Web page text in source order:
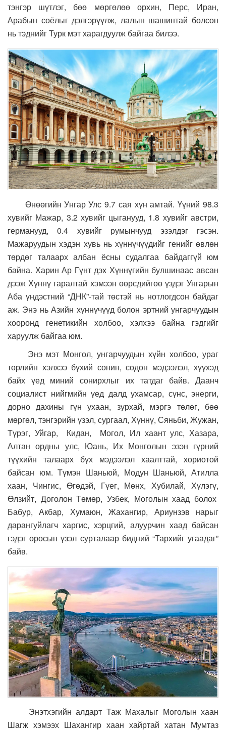
тэнгэр шүтлэг, бөө мөргөлөө орхин, Перс, Иран,
Арабын соёлыг дэлгэрүүлж, лалын шашинтай болсон
нь тэднийг Турк мэт харагдуулж байгаа билээ.
Өнөөгийн Унгар Улс 9.7 сая хүн амтай. Үүний 98.3
хувийг Мажар, 3.2 хувийг цыганууд, 1.8 хувийг австри,
германууд, 0.4 хувийг румынчууд эзэлдэг гэсэн.
Мажаруудын хэдэн хувь нь хүннүчүүдийг генийг өвлөн
төрдөг талаарх албан ёсны судалгаа байдаггүй юм
байна. Харин Ар Гүнт дэх Хүннүгийн булшинаас авсан
дээж Хүннү гаралтай хэмээн өөрсдийгөө үздэг Унгарын
Аба үндэстний “ДНК”-тай төстэй нь нотлогдсон байдаг
аж. Энэ нь Азийн хүннүчүүд болон эртний унгарчуудын
хооронд генетикийн холбоо, хэлхээ байна гэдгийг
харуулж байгаа юм.
Энэ мэт Монгол, унгарчуудын хүйн холбоо, ураг
төрлийн хэлхээ бүхий сонин, содон мэдээлэл, хүүхэд
байх үед миний сонирхлыг их татдаг байв. Даанч
социалист нийгмийн үед далд ухамсар, сүнс, энерги,
дорно дахины гүн ухаан, зурхай, мэргэ төлөг, бөө
мөргөл, тэнгэрийн үзэл, сургаал, Хүннү, Сяньби, Жужан,
Түрэг, Уйгар, Кидан, Могол, Ил хаант улс, Хазара,
Алтан ордны улс, Юань, Их Монголын эзэн гүрний
түүхийн талаарх бүх мэдээлэл хаалттай, хориотой
байсан юм. Түмэн Шаньюй, Модун Шаньюй, Атилла
хаан, Чингис, Өгөдэй, Гүег, Мөнх, Хубилай, Хүлэгү,
Өлзийт, Доголон Төмөр, Узбек, Моголын хаад болох
Бабур, Акбар, Хумаюн, Жахангир, Ариунзэв нарыг
дарангуйлагч харгис, хэрцгий, алуурчин хаад байсан
гэдэг оросын үзэл сурталаар бидний “Тархийг угаадаг”
байв.
Энэтхэгийн алдарт Таж Махалыг Моголын хаан
Шагж хэмээх Шахангир хаан хайртай хатан Мумтаз